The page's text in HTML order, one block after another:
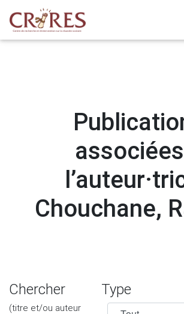
Chouchane,
Chercher
(titre et/ou auteur
Type